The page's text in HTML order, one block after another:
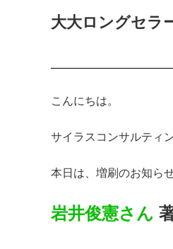
大大ロングセラ
こんにちは。
サイラスコンサルティ
本日は、増刷のお知ら
岩井俊憲さん